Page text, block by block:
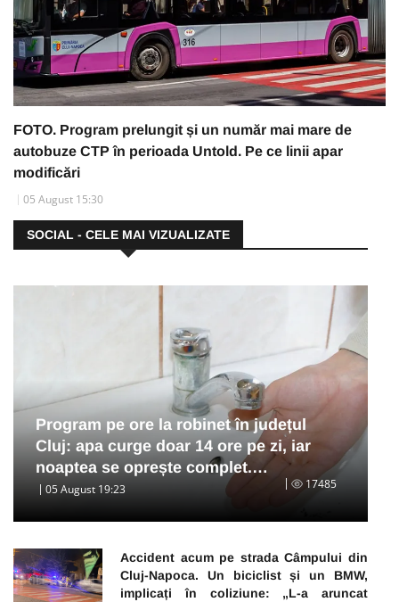
FOTO. Program prelungit și un număr mai mare de
autobuze CTP în perioada Untold. Pe ce linii apar
modificări
05 August 15:30
SOCIAL - CELE MAI VIZUALIZATE
Program pe ore la robinet în județul
Cluj: apa curge doar 14 ore pe zi, iar
noaptea se oprește complet.…
05 August 19:23 17485
Accident acum pe strada Câmpului din
Cluj-Napoca. Un biciclist și un BMW,
implicați în coliziune: „L-a aruncat